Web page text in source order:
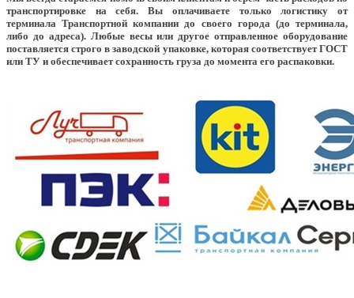
транспортировке на себя. Вы оплачиваете только логистику от
терминала Транспортной компании до своего города (до терминала,
либо до адреса). Любые весы или другое отправленное оборудование
поставляется строго в заводской упаковке, которая соответствует ГОСТ
или ТУ и обеспечивает сохранность груза до момента его распаковки.